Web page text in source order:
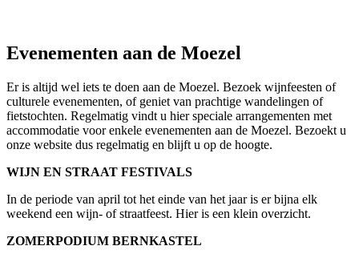
Evenementen aan de Moezel
Er is altijd wel iets te doen aan de Moezel. Bezoek wijnfeesten of
culturele evenementen, of geniet van prachtige wandelingen of
fietstochten. Regelmatig vindt u hier speciale arrangementen met
accommodatie voor enkele evenementen aan de Moezel. Bezoekt u
onze website dus regelmatig en blijft u op de hoogte.
WIJN EN STRAAT FESTIVALS
In de periode van april tot het einde van het jaar is er bijna elk
weekend een wijn- of straatfeest. Hier is een klein overzicht.
ZOMERPODIUM BERNKASTEL